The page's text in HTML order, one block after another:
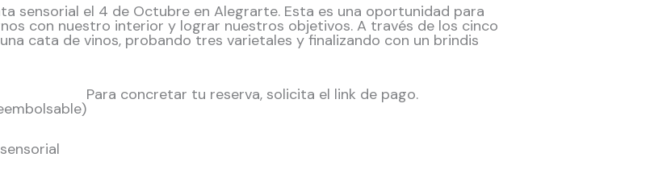
sensorial el 4 de Octubre en Alegrarte. Esta es una oportunidad para
con nuestro interior y lograr nuestros objetivos. A través de los cinco
cata de vinos, probando tres varietales y finalizando con un brindis
Para concretar tu reserva, solicita el link de pago.